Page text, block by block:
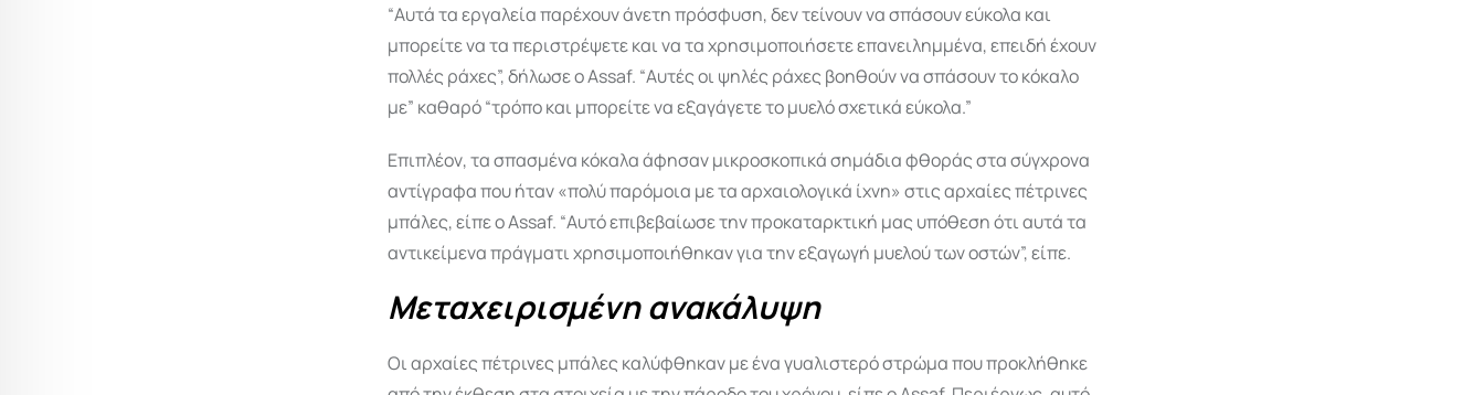
“Αυτά τα εργαλεία παρέχουν άνετη πρόσφυση, δεν τείνουν να σπάσουν εύκολα και
μπορείτε να τα περιστρέψετε και να τα χρησιμοποιήσετε επανειλημμένα, επειδή έχουν
πολλές ράχες”, δήλωσε ο Assaf. “Αυτές οι ψηλές ράχες βοηθούν να σπάσουν το κόκαλο
με” καθαρό “τρόπο και μπορείτε να εξαγάγετε το μυελό σχετικά εύκολα.”
Επιπλέον, τα σπασμένα κόκαλα άφησαν μικροσκοπικά σημάδια φθοράς στα σύγχρονα
αντίγραφα που ήταν «πολύ παρόμοια με τα αρχαιολογικά ίχνη» στις αρχαίες πέτρινες
μπάλες, είπε ο Assaf. “Αυτό επιβεβαίωσε την προκαταρκτική μας υπόθεση ότι αυτά τα
αντικείμενα πράγματι χρησιμοποιήθηκαν για την εξαγωγή μυελού των οστών”, είπε.
Μεταχειρισμένη ανακάλυψη
Οι αρχαίες πέτρινες μπάλες καλύφθηκαν με ένα γυαλιστερό στρώμα που προκλήθηκε